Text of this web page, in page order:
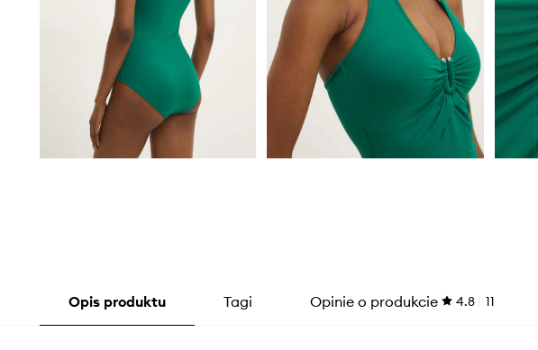
Opis produktu Tagi Opinie o produkcie 4.8 11